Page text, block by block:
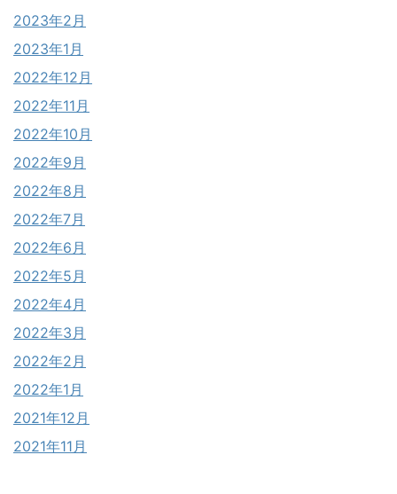
2023年2月
2023年1月
2022年12月
2022年11月
2022年10月
2022年9月
2022年8月
2022年7月
2022年6月
2022年5月
2022年4月
2022年3月
2022年2月
2022年1月
2021年12月
2021年11月